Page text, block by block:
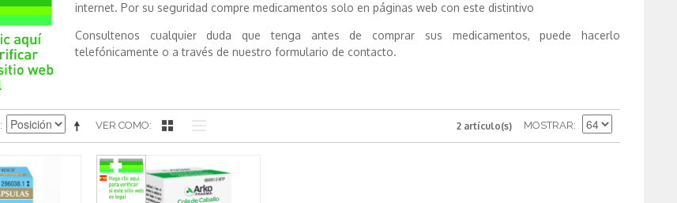
internet. Por su seguridad compre medicamentos solo en páginas web con este distintivo
Consultenos cualquier duda que tenga antes de comprar sus medicamentos, puede hacerlo
telefónicamente o a través de nuestro formulario de contacto.
VER COMO 2 artículo(s) MOSTRAR